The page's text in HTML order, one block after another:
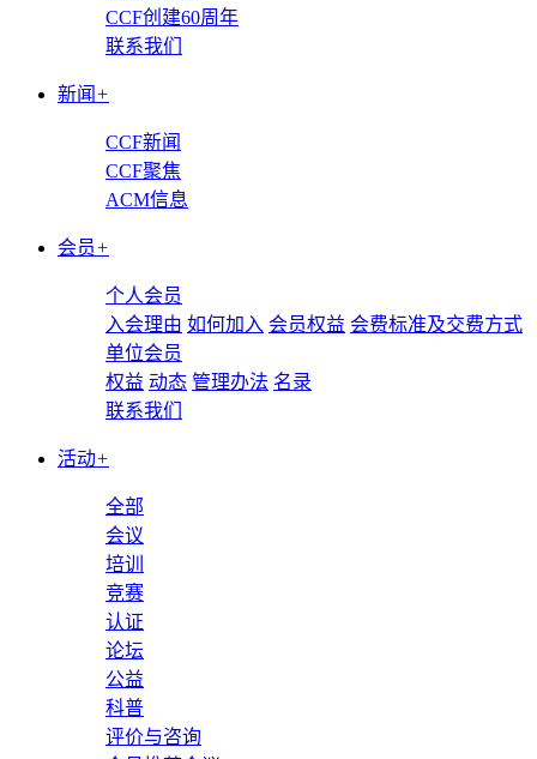
CCF创建60周年
联系我们
新闻 +
CCF新闻
CCF聚焦
ACM信息
会员+
个人会员
入会理由 如何加入 会员权益 会费标准及交费方式
单位会员
权益 动态 管理办法 名录
联系我们
活动+
全部
会议
培训
竞赛
认证
论坛
公益
科普
评价与咨询